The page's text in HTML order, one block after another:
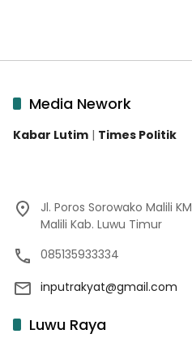
Media Nework
Kabar Lutim | Times Politik
Jl. Poros Sorowako Malili
Malili Kab. Luwu Timur
085135933334
inputrakyat@gmail.com
Luwu Raya